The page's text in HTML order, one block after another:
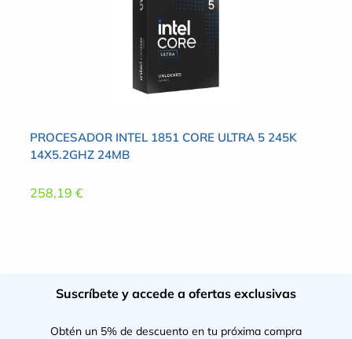
PROCESADOR INTEL 1851 CORE ULTRA 5 245K
14X5.2GHZ 24MB
258,19 €
Suscríbete y accede a ofertas exclusivas
Obtén un 5% de descuento en tu próxima compra